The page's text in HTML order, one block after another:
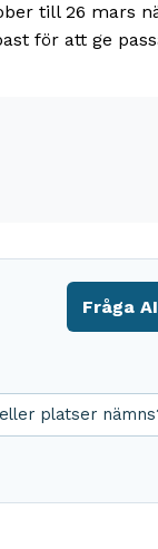
till 26 mars
för att ge
Fråga
platser